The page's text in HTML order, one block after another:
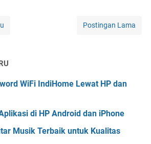
Postingan Lama
WiFi IndiHome Lewat HP dan
di HP Android dan iPhone
Musik Terbaik untuk Kualitas